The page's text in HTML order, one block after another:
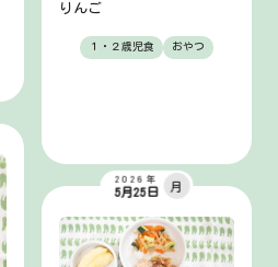
りんご
１・２歳児食 おやつ
2026年
5月25日
月